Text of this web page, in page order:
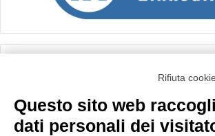
Importo netto (€):
Rifiuta
Questo sito web
dati personali dei